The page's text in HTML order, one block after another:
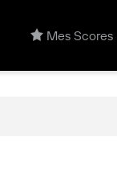
Mes Scores